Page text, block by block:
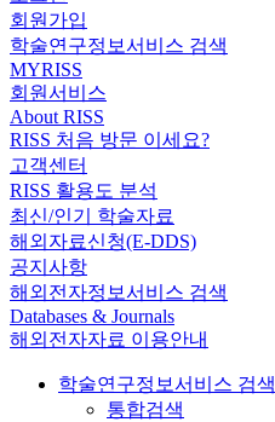
회원가입
학술연구정보서비스 검색
MYRISS
회원서비스
About RISS
RISS 처음 방문 이세요?
고객센터
RISS 활용도 분석
최신/인기 학술자료
해외자료신청(E-DDS)
공지사항
해외전자정보서비스 검색
Databases & Journals
해외전자자료 이용안내
학술연구정보서비스 검색
통합검색